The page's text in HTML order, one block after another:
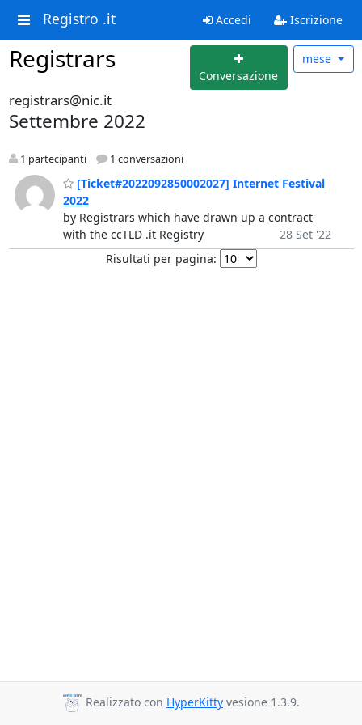
Registro .it Accedi Iscrizione
Registrars
Conversazione
mese
registrars@nic.it
Settembre 2022
1 partecipanti 1 conversazioni
[Ticket#2022092850002027] Internet Festival
2022
by Registrars which have drawn up a contract
with the ccTLD .it Registry
28 Set '22
Risultati per pagina:
Realizzato con HyperKitty vesione 1.3.9.